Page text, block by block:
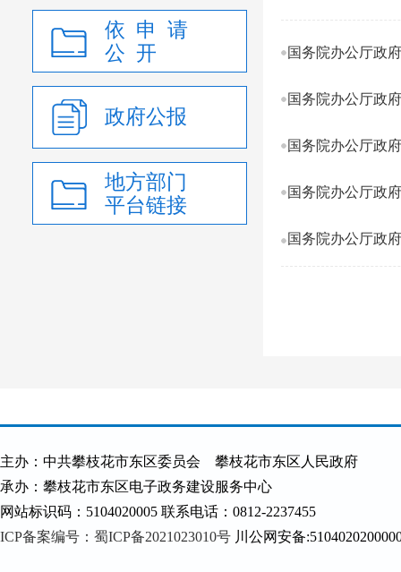
依 申 请
公 开
政府公报
地方部门
平台链接
国务院办公厅政
主办：中共攀枝花市东区委员会 攀枝花市东区人民政府
承办：攀枝花市东区电子政务建设服务中心
网站标识码：5104020005 联系电话：0812-2237455
ICP备案编号：蜀ICP备2021023010号 川公网安备